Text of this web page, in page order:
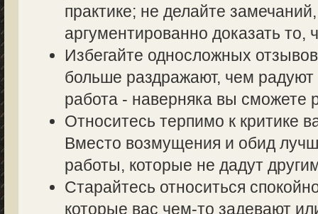
практике; не делайте
аргументированно доказать то,
Избегайте односложных
больше раздражают, чем
работа - наверняка вы сможете
Относитесь терпимо к критике
Вместо возмущения и обид
работы, которые не дадут
Старайтесь относиться
которые вас чем-то задевают